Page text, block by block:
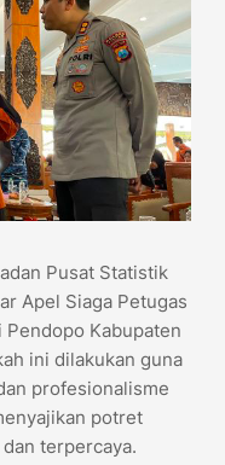
Pusat Statistik
Apel Siaga Petugas
Pendopo Kabupaten
ini dilakukan guna
profesionalisme
potret
terpercaya.